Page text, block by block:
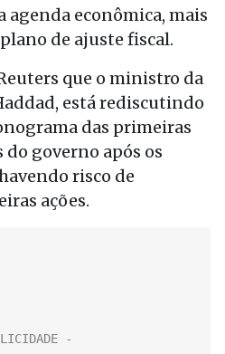
agenda econômica, mais
de ajuste fiscal.
que o ministro da
está rediscutindo
das primeiras
governo após os
risco de
ações.